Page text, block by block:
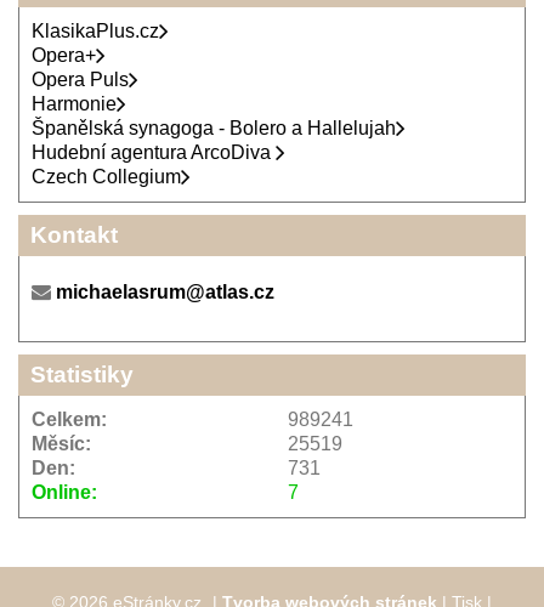
KlasikaPlus.cz
Opera+
Opera Puls
Harmonie
Španělská synagoga - Bolero a Hallelujah
Hudební agentura ArcoDiva
Czech Collegium
Kontakt
michaelasrum@atlas.cz
Statistiky
Online: 7
Celkem:
989241
Měsíc:
25519
Den:
731
© 2026 eStránky.cz | Tvorba webových stránek | Tisk |